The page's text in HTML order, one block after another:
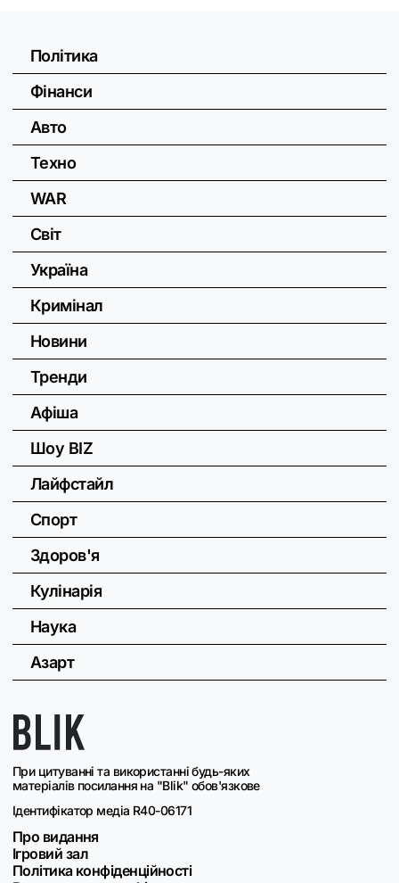
При цитуванні та використанні будь-яких
матеріалів посилання на "Blik" обов'язкове
Ідентифікатор медіа R40-06171
Про видання
Ігровий зал
Політика конфіденційності
Політика
Фінанси
Авто
Техно
WAR
Світ
Україна
Кримінал
Новини
Тренди
Афіша
Шоу BIZ
Лайфстайл
Спорт
Здоров'я
Кулінарія
Наука
Азарт